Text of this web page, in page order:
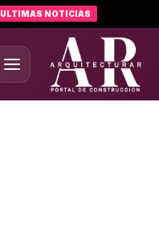
ULTIMAS NOTICIAS